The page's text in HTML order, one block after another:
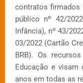
contratos firmados
público nº 42/
Infância), nº 43/
03/2022 (Cartão
BRB). Os
Educação e visam
anos em todas as